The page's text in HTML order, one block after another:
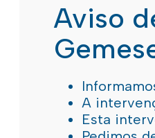
Aviso
A
Esta